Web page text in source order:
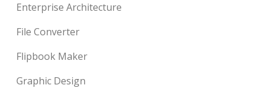
Enterprise Architecture
File Converter
Flipbook Maker
Graphic Design